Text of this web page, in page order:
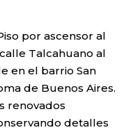
por ascensor al
Talcahuano al
en el barrio San
de Buenos Aires.
renovados
detalles